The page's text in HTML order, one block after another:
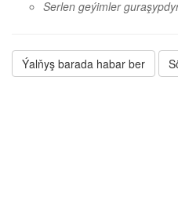
Serlen geýimler
Ýalňyş barada habar ber